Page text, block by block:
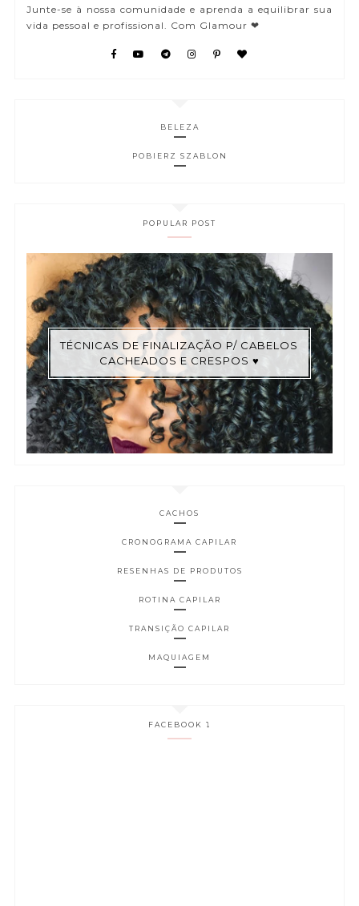
Junte-se à nossa comunidade e aprenda a equilibrar sua
vida pessoal e profissional. Com Glamour ❤
BELEZA
POBIERZ SZABLON
POPULAR POST
TÉCNICAS DE FINALIZAÇÃO P/ CABELOS
CACHEADOS E CRESPOS ♥
CACHOS
CRONOGRAMA CAPILAR
RESENHAS DE PRODUTOS
ROTINA CAPILAR
TRANSIÇÃO CAPILAR
MAQUIAGEM
FACEBOOK ⤵